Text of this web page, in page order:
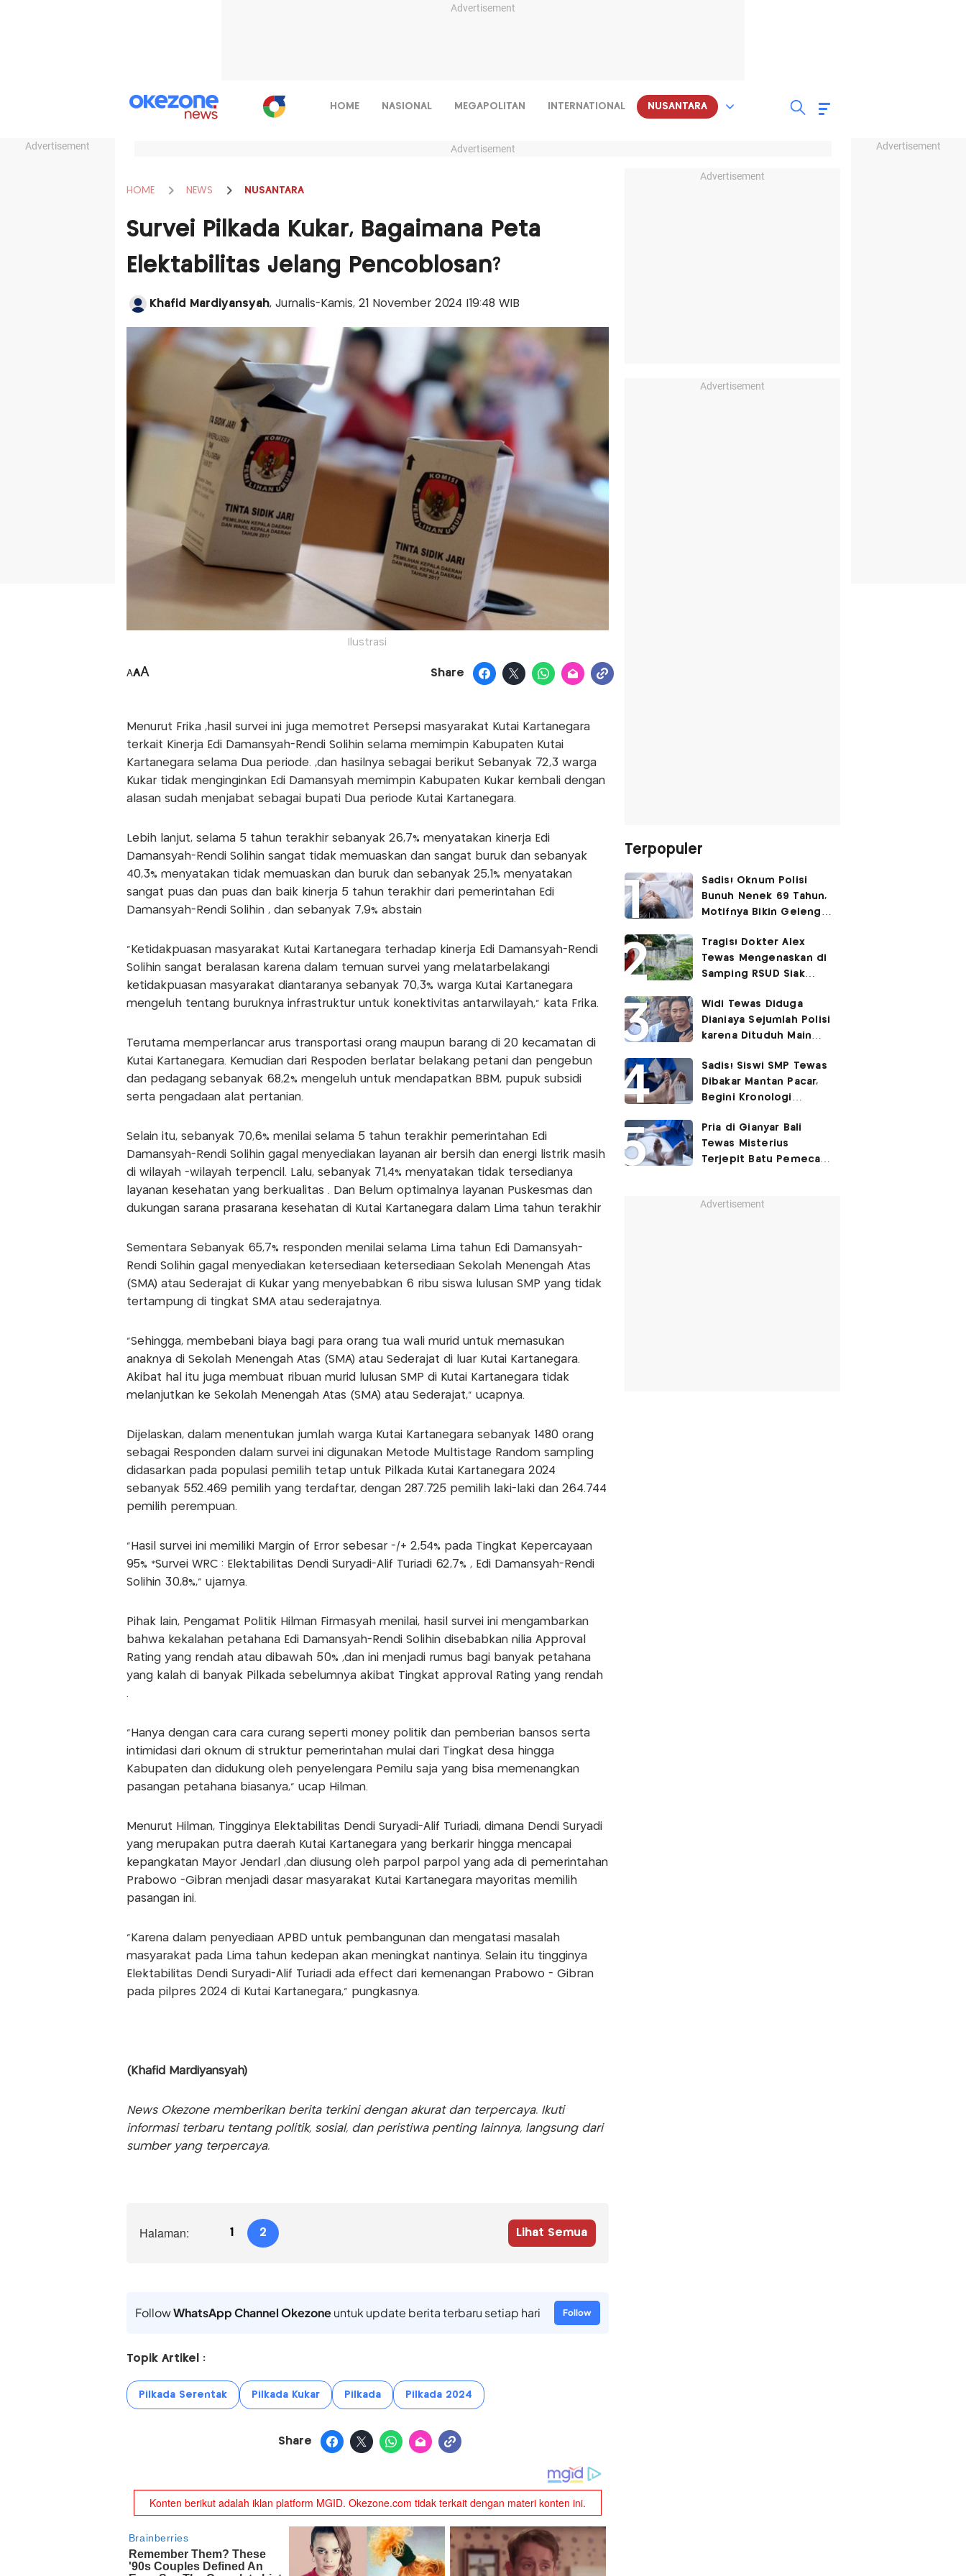
Advertisement
Advertisement Advertisement
HOME NASIONAL MEGAPOLITAN INTERNATIONAL NUSANTARA
Advertisement
HOME NEWS NUSANTARA
Survei Pilkada Kukar, Bagaimana Peta
Elektabilitas Jelang Pencoblosan?
Khafid Mardiyansyah, Jurnalis-Kamis, 21 November 2024 |19:48 WIB
Ilustrasi
AAA Share
Menurut Frika ,hasil survei ini juga memotret Persepsi masyarakat Kutai Kartanegara
terkait Kinerja Edi Damansyah-Rendi Solihin selama memimpin Kabupaten Kutai
Kartanegara selama Dua periode. ,dan hasilnya sebagai berikut Sebanyak 72,3 warga
Kukar tidak menginginkan Edi Damansyah memimpin Kabupaten Kukar kembali dengan
alasan sudah menjabat sebagai bupati Dua periode Kutai Kartanegara.
Lebih lanjut, selama 5 tahun terakhir sebanyak 26,7% menyatakan kinerja Edi
Damansyah-Rendi Solihin sangat tidak memuaskan dan sangat buruk dan sebanyak
40,3% menyatakan tidak memuaskan dan buruk dan sebanyak 25,1% menyatakan
sangat puas dan puas dan baik kinerja 5 tahun terakhir dari pemerintahan Edi
Damansyah-Rendi Solihin , dan sebanyak 7,9% abstain
"Ketidakpuasan masyarakat Kutai Kartanegara terhadap kinerja Edi Damansyah-Rendi
Solihin sangat beralasan karena dalam temuan survei yang melatarbelakangi
ketidakpuasan masyarakat diantaranya sebanyak 70,3% warga Kutai Kartanegara
mengeluh tentang buruknya infrastruktur untuk konektivitas antarwilayah," kata Frika.
Terutama memperlancar arus transportasi orang maupun barang di 20 kecamatan di
Kutai Kartanegara. Kemudian dari Respoden berlatar belakang petani dan pengebun
dan pedagang sebanyak 68,2% mengeluh untuk mendapatkan BBM, pupuk subsidi
serta pengadaan alat pertanian.
Selain itu, sebanyak 70,6% menilai selama 5 tahun terakhir pemerintahan Edi
Damansyah-Rendi Solihin gagal menyediakan layanan air bersih dan energi listrik masih
di wilayah -wilayah terpencil. Lalu, sebanyak 71,4% menyatakan tidak tersedianya
layanan kesehatan yang berkualitas . Dan Belum optimalnya layanan Puskesmas dan
dukungan sarana prasarana kesehatan di Kutai Kartanegara dalam Lima tahun terakhir
Sementara Sebanyak 65,7% responden menilai selama Lima tahun Edi Damansyah-
Rendi Solihin gagal menyediakan ketersediaan ketersediaan Sekolah Menengah Atas
(SMA) atau Sederajat di Kukar yang menyebabkan 6 ribu siswa lulusan SMP yang tidak
tertampung di tingkat SMA atau sederajatnya.
"Sehingga, membebani biaya bagi para orang tua wali murid untuk memasukan
anaknya di Sekolah Menengah Atas (SMA) atau Sederajat di luar Kutai Kartanegara.
Akibat hal itu juga membuat ribuan murid lulusan SMP di Kutai Kartanegara tidak
melanjutkan ke Sekolah Menengah Atas (SMA) atau Sederajat," ucapnya.
Dijelaskan, dalam menentukan jumlah warga Kutai Kartanegara sebanyak 1480 orang
sebagai Responden dalam survei ini digunakan Metode Multistage Random sampling
didasarkan pada populasi pemilih tetap untuk Pilkada Kutai Kartanegara 2024
sebanyak 552.469 pemilih yang terdaftar, dengan 287.725 pemilih laki-laki dan 264.744
pemilih perempuan.
"Hasil survei ini memiliki Margin of Error sebesar -/+ 2,54% pada Tingkat Kepercayaan
95% *Survei WRC : Elektabilitas Dendi Suryadi-Alif Turiadi 62,7% , Edi Damansyah-Rendi
Solihin 30,8%," ujarnya.
Pihak lain, Pengamat Politik Hilman Firmasyah menilai, hasil survei ini mengambarkan
bahwa kekalahan petahana Edi Damansyah-Rendi Solihin disebabkan nilia Approval
Rating yang rendah atau dibawah 50% ,dan ini menjadi rumus bagi banyak petahana
yang kalah di banyak Pilkada sebelumnya akibat Tingkat approval Rating yang rendah
.
"Hanya dengan cara cara curang seperti money politik dan pemberian bansos serta
intimidasi dari oknum di struktur pemerintahan mulai dari Tingkat desa hingga
Kabupaten dan didukung oleh penyelengara Pemilu saja yang bisa memenangkan
pasangan petahana biasanya," ucap Hilman.
Menurut Hilman, Tingginya Elektabilitas Dendi Suryadi-Alif Turiadi, dimana Dendi Suryadi
yang merupakan putra daerah Kutai Kartanegara yang berkarir hingga mencapai
kepangkatan Mayor Jendarl ,dan diusung oleh parpol parpol yang ada di pemerintahan
Prabowo -Gibran menjadi dasar masyarakat Kutai Kartanegara mayoritas memilih
pasangan ini.
"Karena dalam penyediaan APBD untuk pembangunan dan mengatasi masalah
masyarakat pada Lima tahun kedepan akan meningkat nantinya. Selain itu tingginya
Elektabilitas Dendi Suryadi-Alif Turiadi ada effect dari kemenangan Prabowo - Gibran
pada pilpres 2024 di Kutai Kartanegara," pungkasnya.
(Khafid Mardiyansyah)
News Okezone memberikan berita terkini dengan akurat dan terpercaya. Ikuti
informasi terbaru tentang politik, sosial, dan peristiwa penting lainnya, langsung dari
sumber yang terpercaya.
Halaman: 1 2 Lihat Semua
FollowWhatsApp Channel Okezoneuntuk update berita terbaru setiap hari Follow
Topik Artikel :
Pilkada Serentak Pilkada Kukar Pilkada Pilkada 2024
Share
Advertisement
Advertisement
Terpopuler
Sadis! Oknum Polisi
Bunuh Nenek 69 Tahun,
Motifnya Bikin Geleng
Tragis! Dokter Alex
Tewas Mengenaskan di
Samping RSUD Siak
Rocuronium
Widi Tewas Diduga
Dianiaya Sejumlah Polisi
karena Dituduh Main
Sadis! Siswi SMP Tewas
Dibakar Mantan Pacar,
Begini Kronologi
Pria di Gianyar Bali
Tewas Misterius
Terjepit Batu Pemecah
Advertisement